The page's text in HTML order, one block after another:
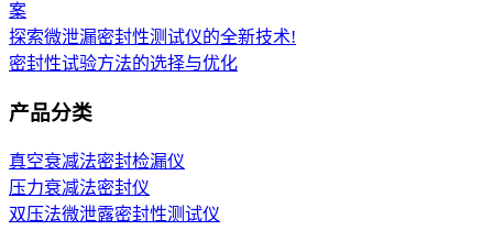
案
探索微泄漏密封性测试仪的全新技术!
密封性试验方法的选择与优化
产品分类
真空衰减法密封检漏仪
压力衰减法密封仪
双压法微泄露密封性测试仪